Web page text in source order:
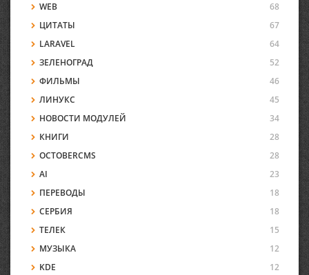
WEB
68
ЦИТАТЫ
67
LARAVEL
64
ЗЕЛЕНОГРАД
52
ФИЛЬМЫ
46
ЛИНУКС
45
НОВОСТИ МОДУЛЕЙ
34
КНИГИ
28
OCTOBERCMS
28
AI
23
ПЕРЕВОДЫ
18
СЕРБИЯ
18
ТЕЛЕК
15
МУЗЫКА
12
KDE
12